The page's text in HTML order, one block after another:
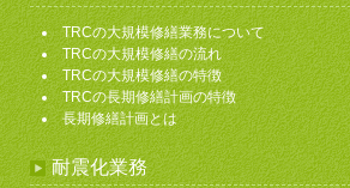
TRCの大規模修繕業務について
TRCの大規模修繕の流れ
TRCの大規模修繕の特徴
TRCの長期修繕計画の特徴
長期修繕計画とは
耐震化業務